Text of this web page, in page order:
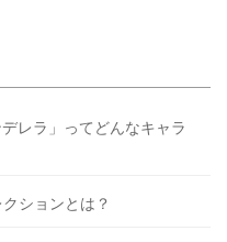
レラ」ってどんなキャラ
ションとは？